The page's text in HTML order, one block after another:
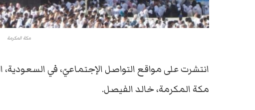
مكة المكرمة
انتشرت على مواقع التواصل الإجتماعيّ، في السعودية،
مكة المكرمة، خالد الفيصل.